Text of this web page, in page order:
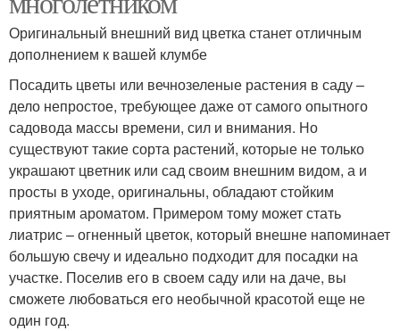
Цвета для сада
Неприхотливые цвета Цвета для дачи
Оригинальный внешний вид цветка станет отличным
дополнением к вашей клумбе
Посадить цветы или вечнозеленые растения в саду –
дело непростое, требующее даже от самого опытного
садовода массы времени, сил и внимания. Но
существуют такие сорта растений, которые не только
украшают цветник или сад своим внешним видом, а и
просты в уходе, оригинальны, обладают стойким
приятным ароматом. Примером тому может стать
лиатрис – огненный цветок, который внешне напоминает
большую свечу и идеально подходит для посадки на
участке. Поселив его в своем саду или на даче, вы
сможете любоваться его необычной красотой еще не
один год.